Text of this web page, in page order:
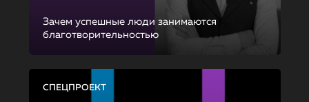
Зачем успешные люди занимаются
благотворительностью
СПЕЦПРОЕКТ